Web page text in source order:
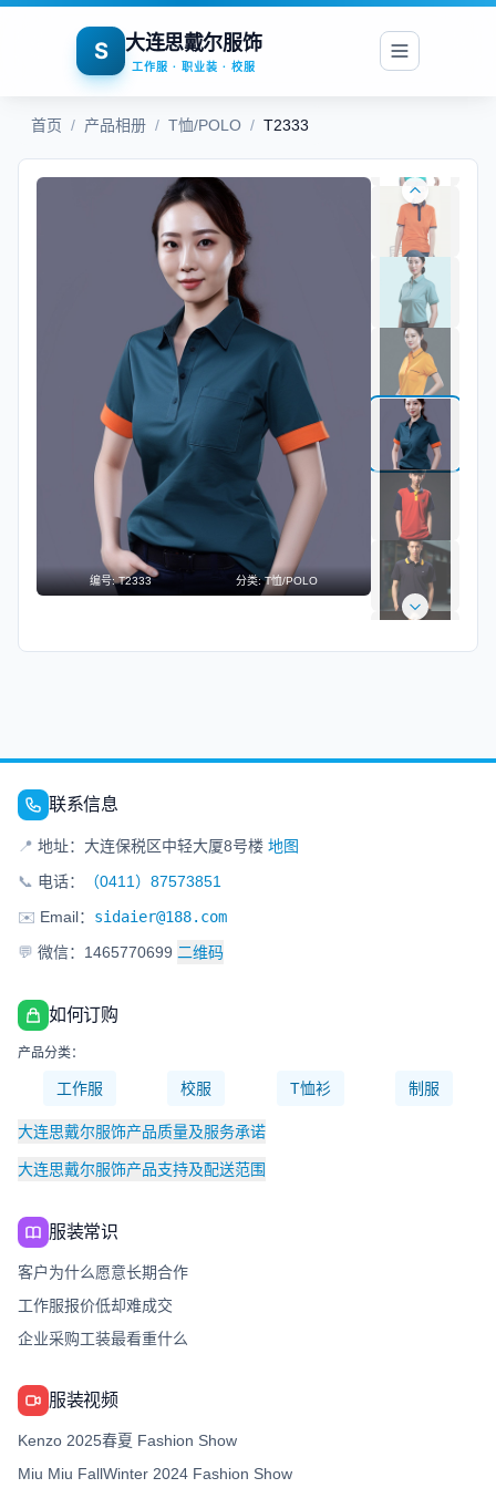
S 大连思戴尔服饰
工作服 · 职业装 · 校服
首页 / 产品相册 / T恤/POLO / T2333
编号:T2333 分类:T恤/POLO
联系信息
📍 地址：大连保税区中轻大厦8号楼 地图
📞 电话：
（0411）87573851
✉️ Email： sidaier@188.com
💬 微信：1465770699 二维码
如何订购
产品分类：
工作服 校服 T恤衫 制服
大连思戴尔服饰产品质量及服务承诺
大连思戴尔服饰产品支持及配送范围
服装常识
客户为什么愿意长期合作
工作服报价低却难成交
企业采购工装最看重什么
服装视频
Kenzo 2025春夏 Fashion Show
Miu Miu FallWinter 2024 Fashion Show